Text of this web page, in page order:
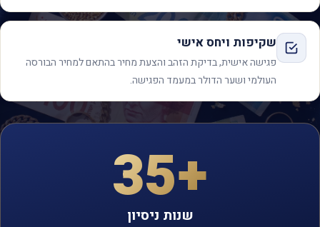
שקיפות ויחס אישי
פגישה אישית, בדיקת הזהב והצעת מחיר בהתאם למחיר הבורסה
העולמי ושער הדולר במעמד הפגישה.
+35שנות ניסיון